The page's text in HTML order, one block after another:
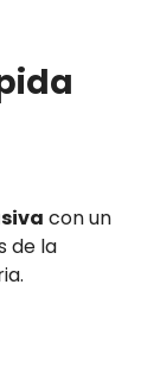
con un
de la